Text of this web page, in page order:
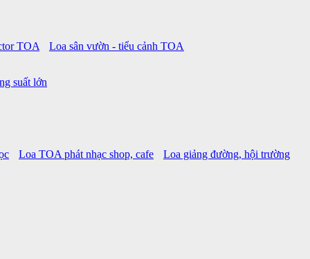
TOA
Loa sân vườn - tiểu cảnh TOA
suất lớn
Loa TOA phát nhạc shop, cafe
Loa giảng đường, hội trường